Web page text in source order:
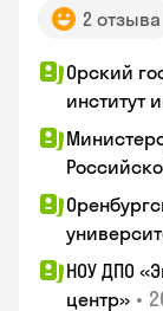
2 отзыва
Орский
институт
НОУ ДПО
центр» •